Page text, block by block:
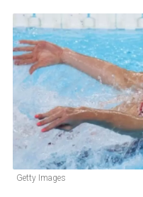
Getty Images